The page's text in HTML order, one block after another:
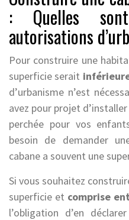
: Quelles
autorisations
Pour construire une
superficie serait
d’urbanisme n’est
avez pour projet
perchée pour vos
besoin de demander
cabane a souvent une
Si vous souhaitez
superficie et comprise
l’obligation d’en